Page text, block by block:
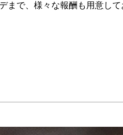
で、様々な報酬も用意して